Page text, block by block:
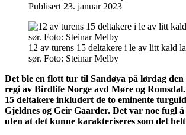
Publisert 23. januar 2023
12 av turens 15 deltakere i le av litt kald
sør. Foto: Steinar Melby
Det ble en flott tur til Sandøya på lørdag
regi av Birdlife Norge avd Møre og
15 deltakere inkludert de to eminente
Gjeldnes og Geir Gaarder. Det var noe fugl
uten at det kunne karakteriseres som det